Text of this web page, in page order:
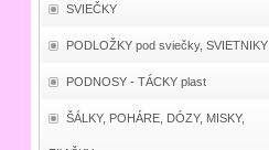
SVIEČKY
PODLOŽKY pod sviečky, SVIETNIKY
PODNOSY - TÁCKY plast
ŠÁLKY, POHÁRE, DÓZY, MISKY,